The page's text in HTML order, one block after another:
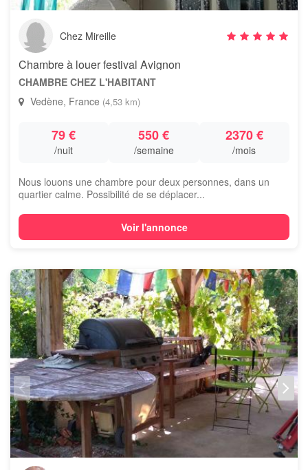
Chez Mireille
Chambre à louer festival Avignon
CHAMBRE CHEZ L'HABITANT
Vedène, France (4,53 km)
79 €
/nuit
550 €
/semaine
2370 €
/mois
Nous louons une chambre pour deux personnes, dans un
quartier calme. Possibilité de se déplacer...
Voir l'annonce